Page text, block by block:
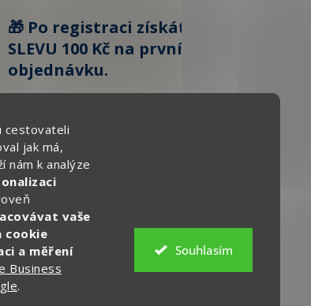
cestovateli
jak má,
nám k analýze
vaše
cookie
a měření
Business
.
Souhlasím
🎁 Po registraci získáte
SLEVU 100 Kč na první
objednávku.
CHCI ZÍSKAT SLEVU 100 KČ »